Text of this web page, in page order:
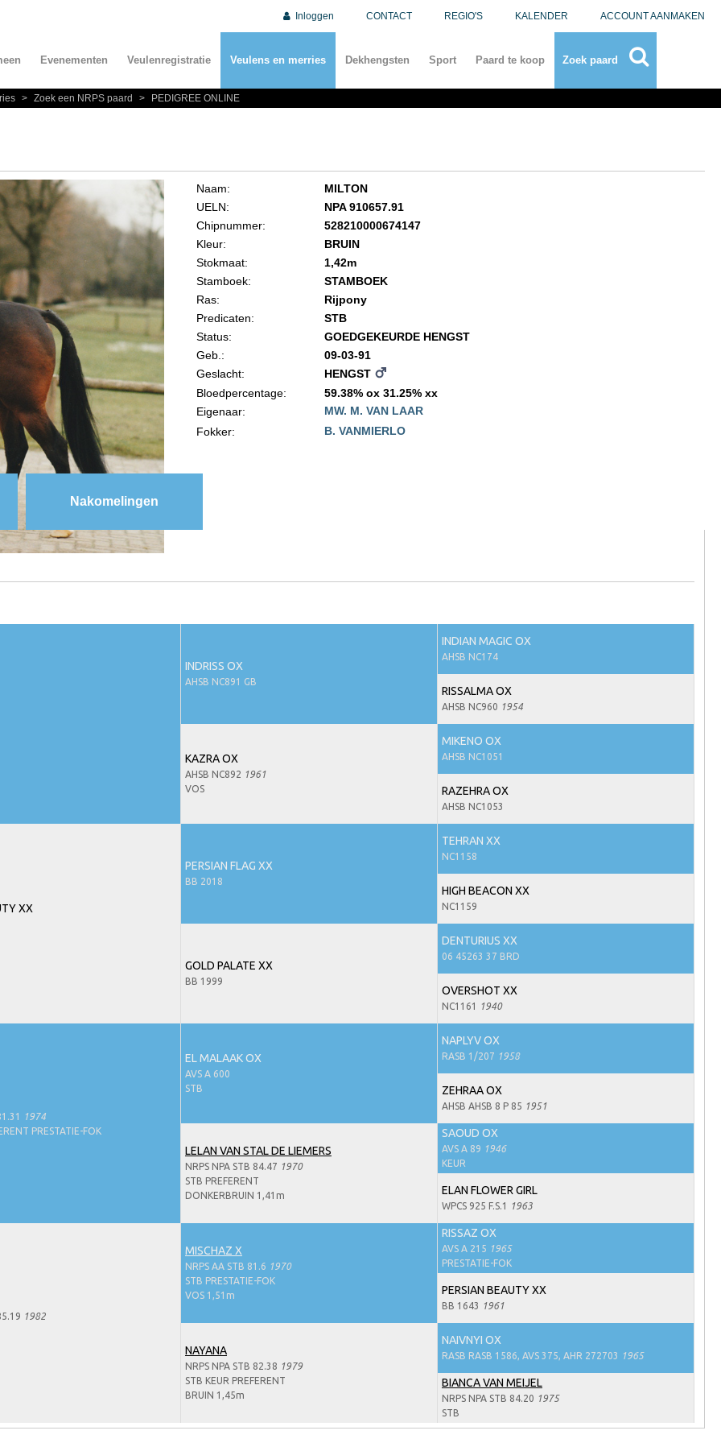
Inloggen CONTACT REGIO'S KALENDER ACCOUNT AANMAKEN
Evenementen Veulenregistratie Veulens en merries Dekhengsten Sport Paard te koop Zoek paard
> Zoek een NRPS paard > PEDIGREE ONLINE
Naam:
MILTON
UELN:
NPA 910657.91
Chipnummer:
528210000674147
Kleur:
BRUIN
Stokmaat:
1,42m
Stamboek:
STAMBOEK
Ras:
Rijpony
Predicaten:
STB
Status:
GOEDGEKEURDE HENGST
Geb.:
09-03-91
Geslacht:
HENGST
Bloedpercentage:
59.38% ox 31.25% xx
Eigenaar:
MW. M. VAN LAAR
Fokker:
B. VANMIERLO
Nakomelingen
INDRISS OX
AHSB NC891 GB
INDIAN MAGIC OX
AHSB NC174
RISSALMA OX
AHSB NC960 1954
KAZRA OX
AHSB NC892 1961
VOS
MIKENO OX
AHSB NC1051
RAZEHRA OX
AHSB NC1053
XX
PERSIAN FLAG XX
BB 2018
TEHRAN XX
NC1158
HIGH BEACON XX
NC1159
GOLD PALATE XX
BB 1999
DENTURIUS XX
06 45263 37 BRD
OVERSHOT XX
NC1161 1940
1974
PRESTATIE-FOK
EL MALAAK OX
AVS A 600
STB
NAPLYV OX
RASB 1/207 1958
ZEHRAA OX
AHSB AHSB 8 P 85 1951
LELAN VAN STAL DE LIEMERS
NRPS NPA STB 84.47 1970
STB PREFERENT
DONKERBRUIN 1,41m
SAOUD OX
AVS A 89 1946
KEUR
ELAN FLOWER GIRL
WPCS 925 F.S.1 1963
1982
MISCHAZ X
NRPS AA STB 81.6 1970
STB PRESTATIE-FOK
VOS 1,51m
RISSAZ OX
AVS A 215 1965
PRESTATIE-FOK
PERSIAN BEAUTY XX
BB 1643 1961
NAYANA
NRPS NPA STB 82.38 1979
STB KEUR PREFERENT
BRUIN 1,45m
NAIVNYI OX
RASB RASB 1586, AVS 375, AHR 272703 1965
BIANCA VAN MEIJEL
NRPS NPA STB 84.20 1975
STB